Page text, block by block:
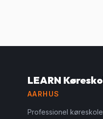
LEARN
AARHUS
Professionel